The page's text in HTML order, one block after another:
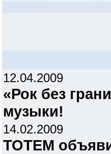
12.04.2009
«Рок без
музыки!
14.02.2009
TOTEM